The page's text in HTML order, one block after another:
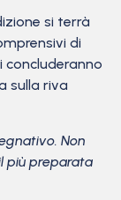
si terrà
di
concluderanno
sulla riva
Non
più preparata